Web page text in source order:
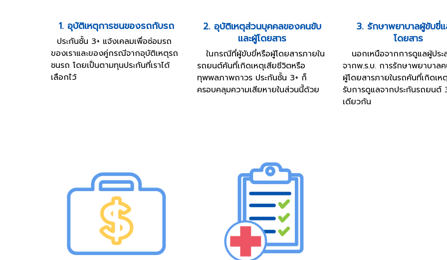
1. อุบัติเหตุการชนของรถกับรถ
ประกันชั้น 3+ แจ้งเคลมเพื่อซ่อมรถ
ของเราและของคู่กรณีจากอุบัติเหตุรถ
ชนรถ โดยเป็นตามทุนประกันที่เราได้
เลือกไว้
2. อุบัติเหตุส่วนบุคคลของคนขับ
และผู้โดยสาร
ในกรณีที่ผู้ขับขี่หรือผู้โดยสารภายใน
รถยนต์คันที่เกิดเหตุเสียชีวิตหรือ
ทุพพลภาพถาวร ประกันชั้น 3+ ก็
ครอบคลุมความเสียหายในส่วนนี้ด้วย
3. รักษาพยาบาลผู้ขับขี่แ
โดยสาร
นอกเหนือจากการดูแลผู้ประ
จากพ.ร.บ. การรักษาพยาบาล
ผู้โดยสารภายในรถคันที่เกิดเห
รับการดูแลจากประกันรถยนต์
เดียวกัน